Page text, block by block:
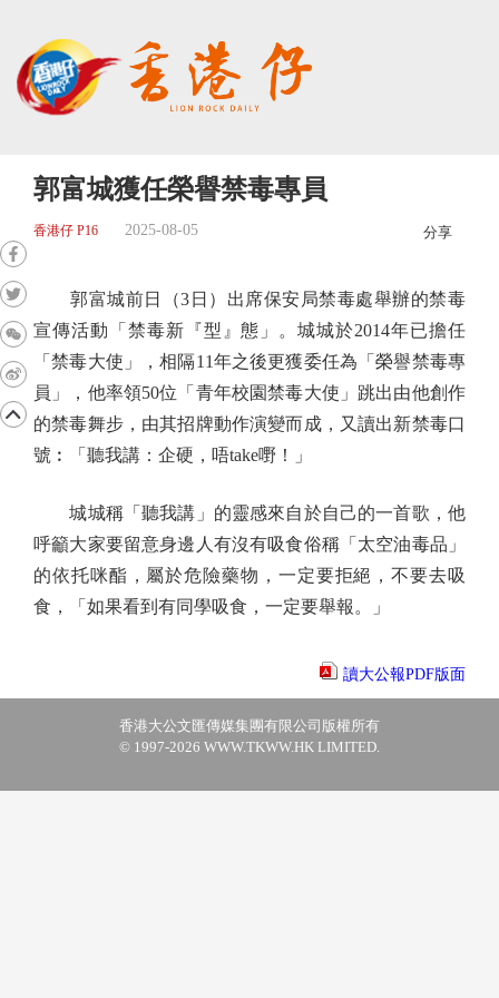
郭富城獲任榮譽禁毒專員
香港仔 P16 2025-08-05 分享
郭富城前日（3日）出席保安局禁毒處舉辦的禁毒
宣傳活動「禁毒新『型』態」。城城於2014年已擔任
「禁毒大使」，相隔11年之後更獲委任為「榮譽禁毒專
員」，他率領50位「青年校園禁毒大使」跳出由他創作
的禁毒舞步，由其招牌動作演變而成，又讀出新禁毒口
號︰「聽我講：企硬，唔take嘢！」
城城稱「聽我講」的靈感來自於自己的一首歌，他
呼籲大家要留意身邊人有沒有吸食俗稱「太空油毒品」
的依托咪酯，屬於危險藥物，一定要拒絕，不要去吸
食，「如果看到有同學吸食，一定要舉報。」
讀大公報PDF版面
香港大公文匯傳媒集團有限公司版權所有
© 1997-2026 WWW.TKWW.HK LIMITED.